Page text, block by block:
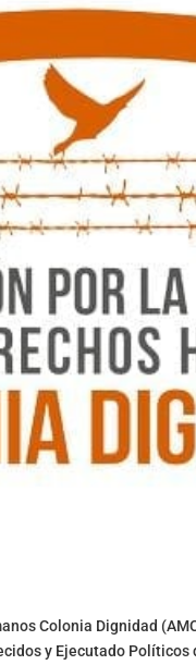
Colonia Dignidad
y Ejecutado